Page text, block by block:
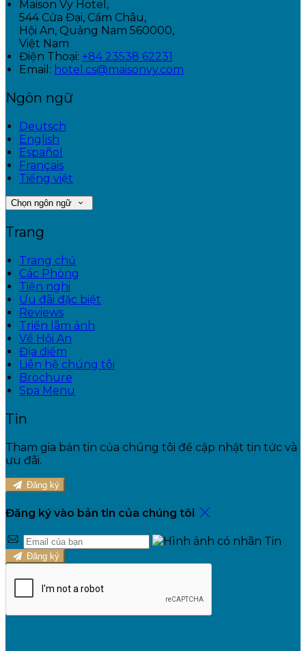
Maison Vy Hotel,
544 Cửa Đại, Cẩm Châu,
Hội An, Quảng Nam 560000,
Việt Nam
Điện Thoại: +84 23538 62231
Email: hotel.cs@maisonvy.com
Ngôn ngữ
Deutsch
English
Español
Français
Tiếng việt
Chọn ngôn ngữ
Trang
Trang chủ
Các Phòng
Tiện nghi
Ưu đãi đặc biệt
Reviews
Triển lãm ảnh
Về Hội An
Địa điểm
Liên hệ chúng tôi
Brochure
Spa Menu
Tin
Tham gia bản tin của chúng tôi để cập nhật tin tức và
ưu đãi.
Đăng ký
Đăng ký vào bản tin của chúng tôi
Đăng ký